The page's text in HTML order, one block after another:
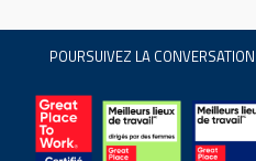
POURSUIVEZ LA CONVERSATION